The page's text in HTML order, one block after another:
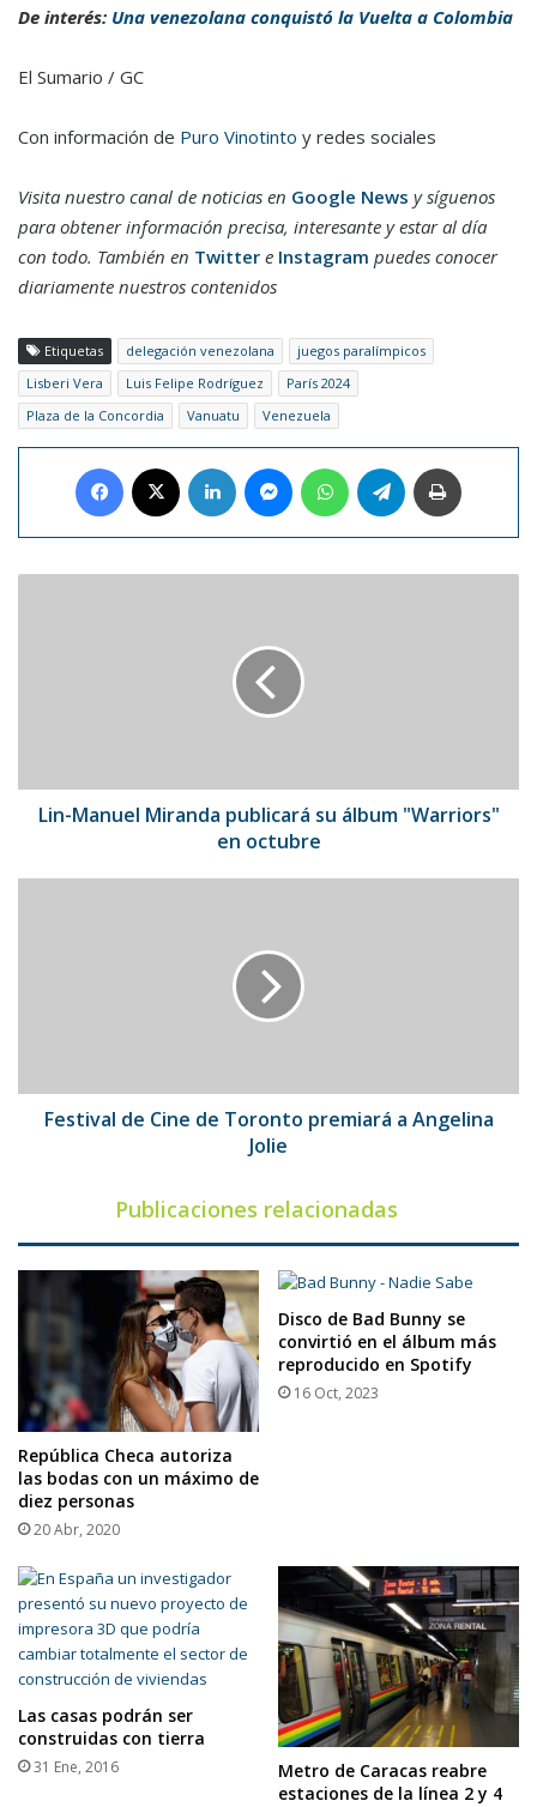
De interés: Una venezolana conquistó la Vuelta a Colombia
El Sumario / GC
Con información de Puro Vinotinto y redes sociales
Visita nuestro canal de noticias en Google News y síguenos
para obtener información precisa, interesante y estar al día
con todo. También en Twitter e Instagram puedes conocer
diariamente nuestros contenidos
Etiquetas delegación venezolana
juegos paralímpicos
Lisberi Vera
Luis Felipe Rodríguez
París 2024
Plaza de la Concordia
Vanuatu Venezuela
Facebook LinkedIn MessengerWhatsAppTelegram
octubre
Lin-Manuel Miranda publicará su álbum "Warriors"
en octubre
Jolie
Festival de Cine de Toronto premiará a Angelina
Jolie
Publicaciones relacionadas
República Checa autoriza
las bodas con un máximo de
diez personas
20 Abr, 2020
Disco de Bad Bunny se
convirtió en el álbum más
reproducido en Spotify
16 Oct, 2023
Las casas podrán ser
construidas con tierra
31 Ene, 2016
Metro de Caracas reabre
estaciones de la línea 2 y 4